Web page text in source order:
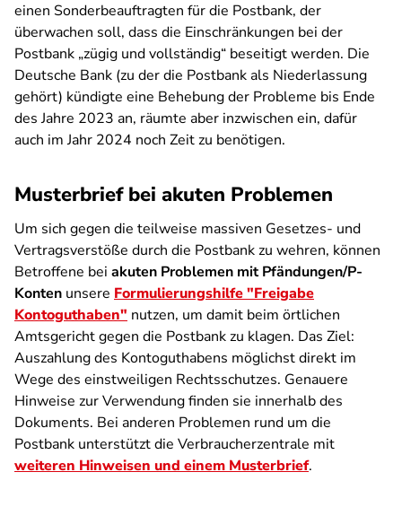
einen Sonderbeauftragten für die Postbank, der
überwachen soll, dass die Einschränkungen bei der
Postbank „zügig und vollständig“ beseitigt werden. Die
Deutsche Bank (zu der die Postbank als Niederlassung
gehört) kündigte eine Behebung der Probleme bis Ende
des Jahre 2023 an, räumte aber inzwischen ein, dafür
auch im Jahr 2024 noch Zeit zu benötigen.
Musterbrief bei akuten Problemen
Um sich gegen die teilweise massiven Gesetzes- und
Vertragsverstöße durch die Postbank zu wehren, können
Betroffene bei akuten Problemen mit Pfändungen/P-
Konten unsere Formulierungshilfe "Freigabe
Kontoguthaben" nutzen, um damit beim örtlichen
Amtsgericht gegen die Postbank zu klagen. Das Ziel:
Auszahlung des Kontoguthabens möglichst direkt im
Wege des einstweiligen Rechtsschutzes. Genauere
Hinweise zur Verwendung finden sie innerhalb des
Dokuments. Bei anderen Problemen rund um die
Postbank unterstützt die Verbraucherzentrale mit
weiteren Hinweisen und einem Musterbrief.